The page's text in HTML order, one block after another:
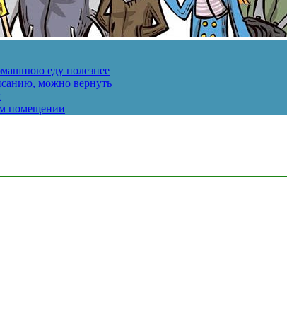
еду полезнее
можно вернуть
помещении